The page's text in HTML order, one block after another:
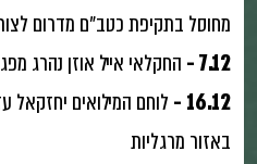
מחוסל בתקיפת כטב״ם מדרום
7.12 - החקלאי אייל אוזן נהרג
16.12 - לוחם המילואים יחזקאל
באזור מרגליות